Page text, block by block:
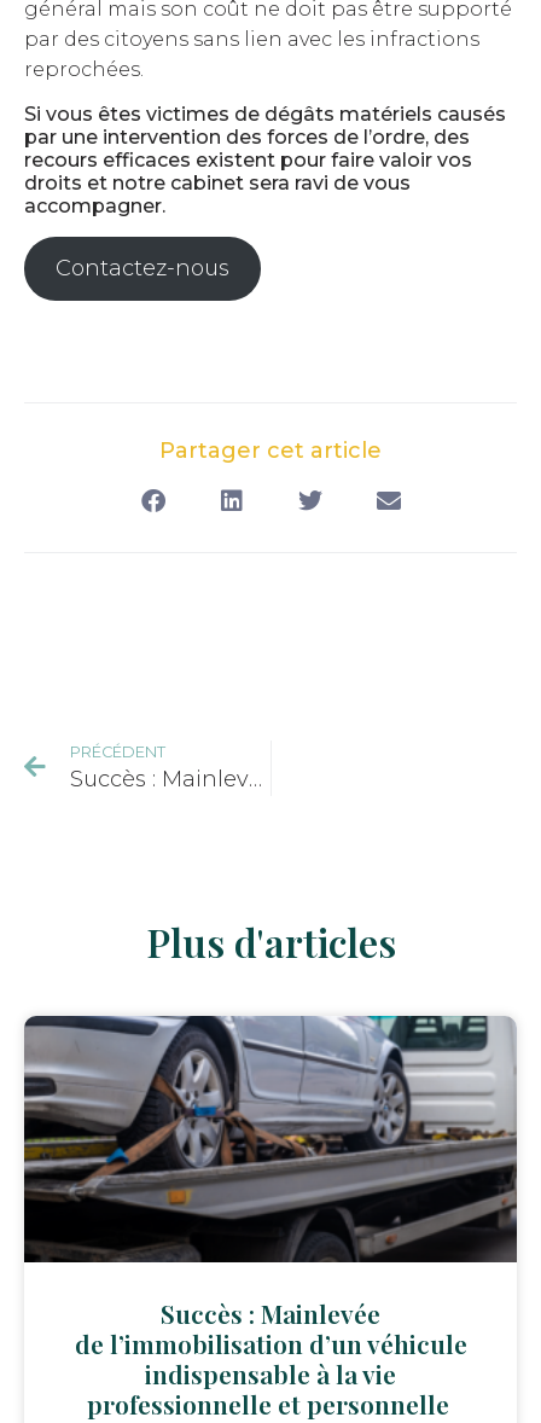
général mais son coût ne doit pas être supporté
par des citoyens sans lien avec les infractions
reprochées.
Si vous êtes victimes de dégâts matériels causés
par une intervention des forces de l’ordre, des
recours efficaces existent pour faire valoir vos
droits et notre cabinet sera ravi de vous
accompagner.
Contactez-nous
Partager cet article
PRÉCÉDENT
Succès : Mainlevée de l’immobilisation d’un véhicule indispensable à la vie professionnelle et personnelle
Plus d'articles
Succès : Mainlevée
de l’immobilisation d’un véhicule
indispensable à la vie
professionnelle et personnelle